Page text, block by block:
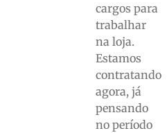
cargos para
trabalhar
na loja.
Estamos
contratando
agora, já
pensando
no período